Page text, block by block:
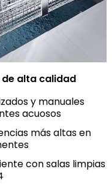
alta calidad
y manuales
acuosos
más altas en
con salas limpias